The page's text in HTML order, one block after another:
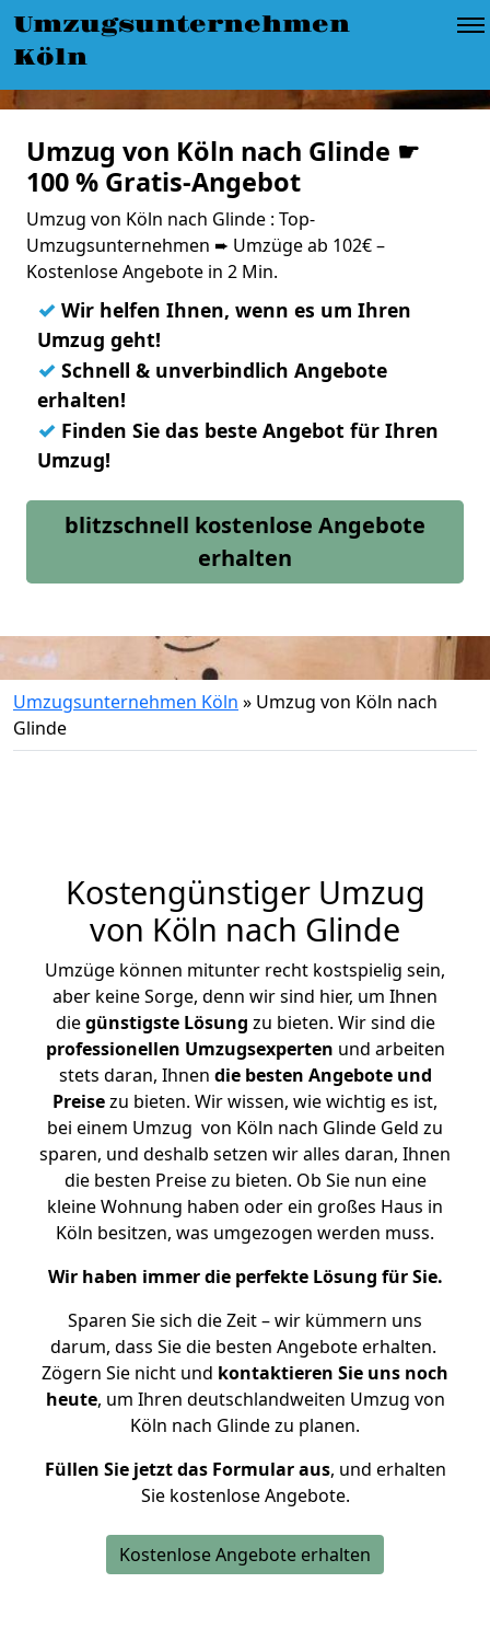
Umzugsunternehmen
Köln
Umzug von Köln nach Glinde ☛
100 % Gratis-Angebot
Umzug von Köln nach Glinde : Top-
Umzugsunternehmen ➨ Umzüge ab 102€ –
Kostenlose Angebote in 2 Min.
✓ Wir helfen Ihnen, wenn es um Ihren
Umzug geht!
✓ Schnell & unverbindlich Angebote
erhalten!
✓ Finden Sie das beste Angebot für Ihren
Umzug!
blitzschnell kostenlose Angebote
erhalten
Umzugsunternehmen Köln » Umzug von Köln nach
Glinde
Kostengünstiger Umzug
von Köln nach Glinde
Umzüge können mitunter recht kostspielig sein,
aber keine Sorge, denn wir sind hier, um Ihnen
diegünstigste Lösung zu bieten. Wir sind die
professionellen Umzugsexperten und arbeiten
stets daran, Ihnen die besten Angebote und
Preisezu bieten. Wir wissen, wie wichtig es ist,
bei einem Umzug von Köln nach Glinde Geld zu
sparen, und deshalb setzen wir alles daran, Ihnen
die besten Preise zu bieten. Ob Sie nun eine
kleine Wohnung haben oder ein großes Haus in
Köln besitzen, was umgezogen werden muss.
Wir haben immer die perfekte Lösung für Sie.
Sparen Sie sich die Zeit – wir kümmern uns
darum, dass Sie die besten Angebote erhalten.
Zögern Sie nicht und kontaktieren Sie uns noch
heute, um Ihren deutschlandweiten Umzug von
Köln nach Glinde zu planen.
Füllen Sie jetzt das Formular aus, und erhalten
Sie kostenlose Angebote.
Kostenlose Angebote erhalten